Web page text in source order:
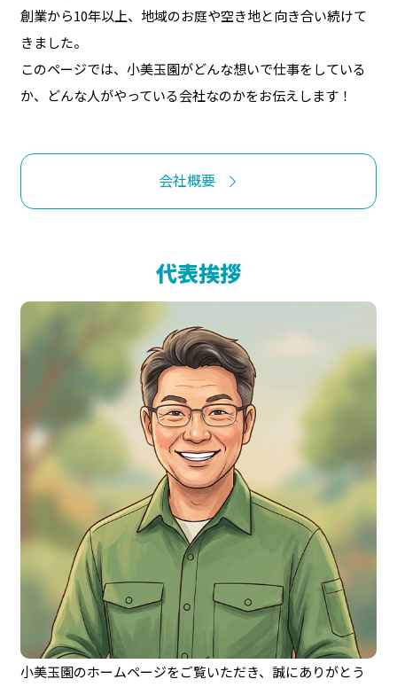
創業から10年以上、地域のお庭や空き地と向き合い続けて
きました。
このページでは、小美玉園がどんな想いで仕事をしている
か、どんな人がやっている会社なのかをお伝えします！
会社概要
代表挨拶
小美玉園のホームページをご覧いただき、誠にありがとう